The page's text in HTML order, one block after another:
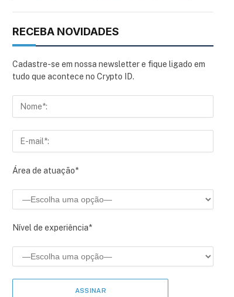
RECEBA NOVIDADES
Cadastre-se em nossa newsletter e fique ligado em
tudo que acontece no Crypto ID.
Área de atuação*
Nível de experiência*